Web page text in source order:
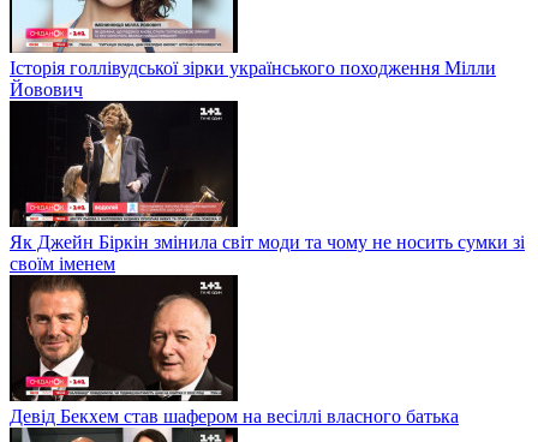
Історія голлівудської зірки українського походження Мілли
Йовович
Як Джейн Біркін змінила світ моди та чому не носить сумки зі
своїм іменем
Девід Бекхем став шафером на весіллі власного батька